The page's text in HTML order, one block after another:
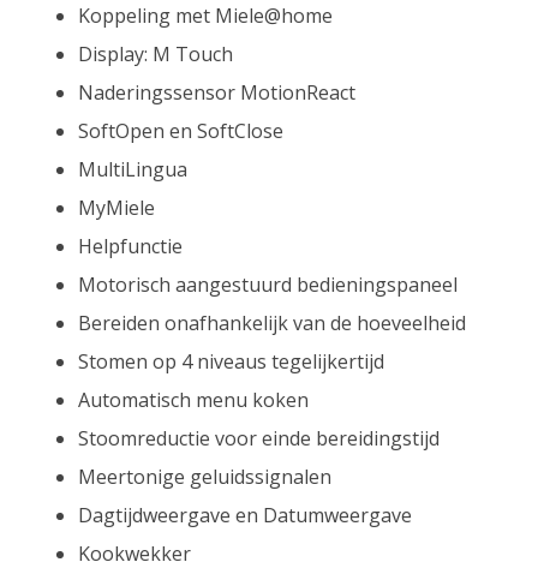
Koppeling met Miele@home
Display: M Touch
Naderingssensor MotionReact
SoftOpen en SoftClose
MultiLingua
MyMiele
Helpfunctie
Motorisch aangestuurd bedieningspaneel
Bereiden onafhankelijk van de hoeveelheid
Stomen op 4 niveaus tegelijkertijd
Automatisch menu koken
Stoomreductie voor einde bereidingstijd
Meertonige geluidssignalen
Dagtijdweergave en Datumweergave
Kookwekker